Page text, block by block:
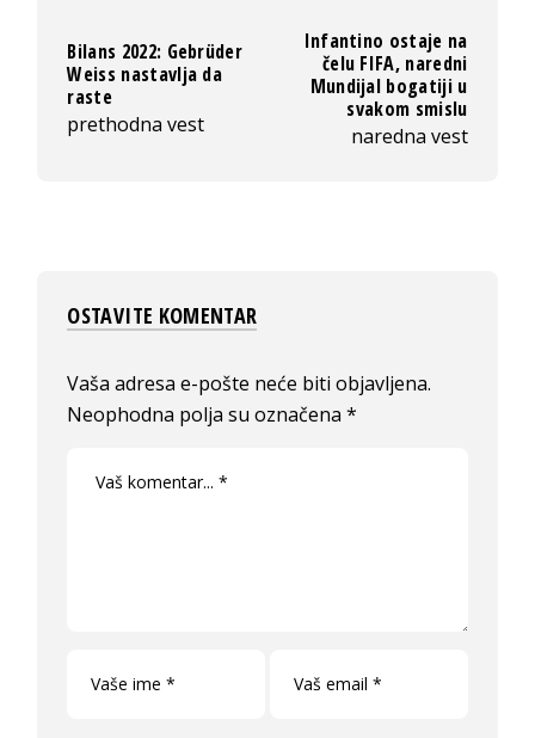
Bilans 2022: Gebrüder
Weiss nastavlja da
raste
prethodna vest
Infantino ostaje na
čelu FIFA, naredni
Mundijal bogatiji u
svakom smislu
naredna vest
OSTAVITE KOMENTAR
Vaša adresa e-pošte neće biti objavljena.
Neophodna polja su označena*